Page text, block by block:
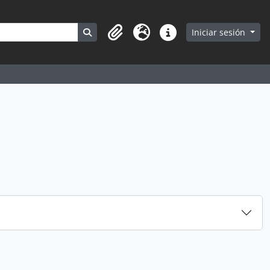
Search in browse page
Portapapeles
Idioma Enlaces rápidos
Iniciar sesión